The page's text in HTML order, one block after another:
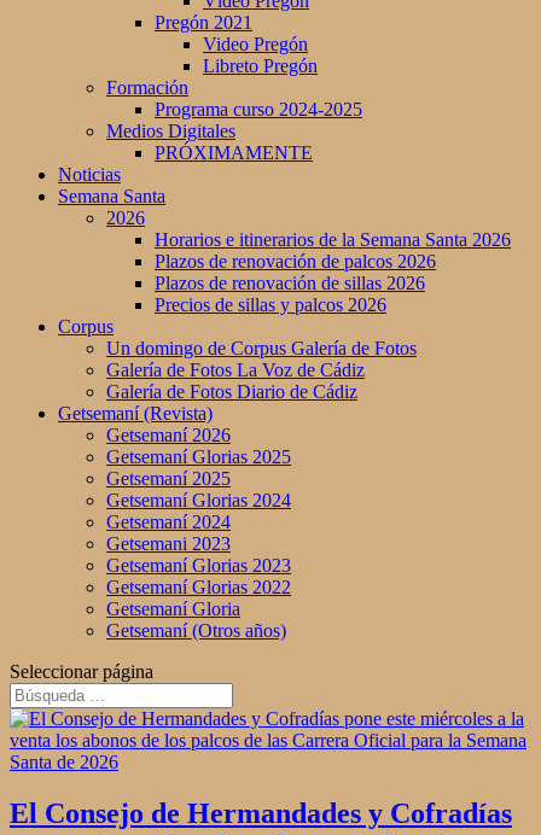
Pregón 2021
Video Pregón
Libreto Pregón
Formación
Programa curso 2024-2025
Medios Digitales
PRÓXIMAMENTE
Noticias
Semana Santa
2026
Horarios e itinerarios de la Semana Santa 2026
Plazos de renovación de palcos 2026
Plazos de renovación de sillas 2026
Precios de sillas y palcos 2026
Corpus
Un domingo de Corpus Galería de Fotos
Galería de Fotos La Voz de Cádiz
Galería de Fotos Diario de Cádiz
Getsemaní (Revista)
Getsemaní 2026
Getsemaní Glorias 2025
Getsemaní 2025
Getsemaní Glorias 2024
Getsemaní 2024
Getsemani 2023
Getsemaní Glorias 2023
Getsemaní Glorias 2022
Getsemaní Gloria
Getsemaní (Otros años)
Seleccionar página
El Consejo de Hermandades y Cofradías